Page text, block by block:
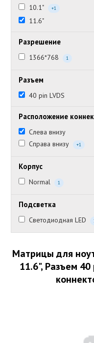
10.1" +1
11.6"
Разрешение
1366*768 1
Разъем
40 pin LVDS
Расположение
Слева внизу
Справа внизу
+1
Корпус
Normal 1
Подсветка
Светодиодная LED
Матрицы для
11.6", Разъем